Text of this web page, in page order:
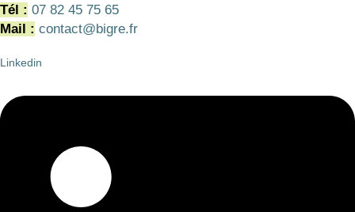
Tél : 07 82 45 75 65
Mail : contact@bigre.fr
Linkedin